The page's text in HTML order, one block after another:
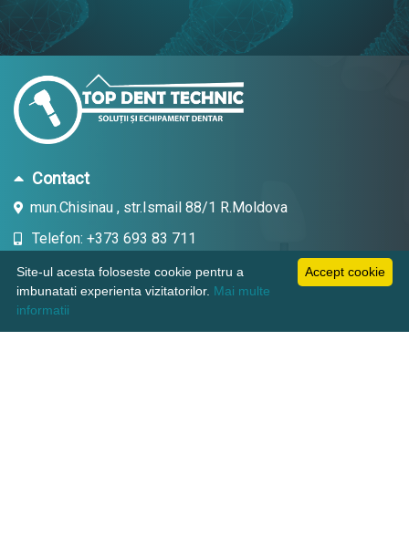
Contact
mun.Chisinau , str.Ismail 88/1 R.Moldova
Telefon: +373 693 83 711
Email: topdent.technic@gmail.com
Accept cookie
Site-ul acesta foloseste cookie pentru a
imbunatati experienta vizitatorilor. Mai multe
informatii